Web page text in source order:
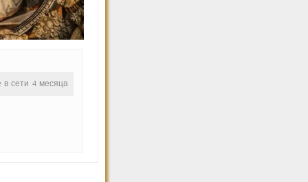
в сети 4 месяца